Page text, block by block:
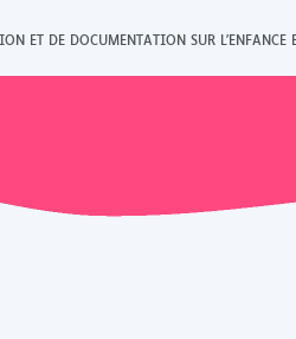
ET DE DOCUMENTATION SUR L'ENFANCE